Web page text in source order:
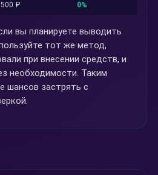
500 ₽ 0%
вы планируете выводить
тот же метод,
при внесении средств, и
необходимости. Таким
шансов застрять с